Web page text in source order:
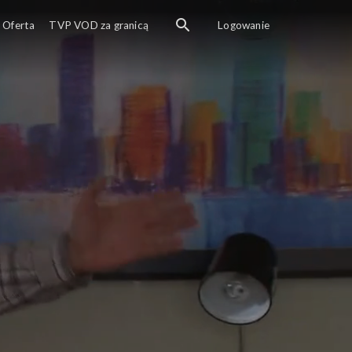
Oferta TVP VOD za granicą Logowanie